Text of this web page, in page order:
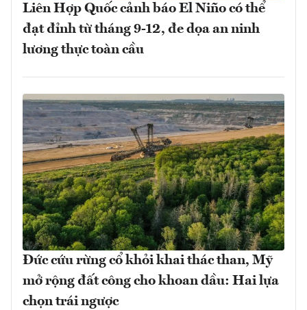
Liên Hợp Quốc cảnh báo El Niño có thể
đạt đỉnh từ tháng 9-12, đe dọa an ninh
lương thực toàn cầu
Đức cứu rừng cổ khỏi khai thác than, Mỹ
mở rộng đất công cho khoan dầu: Hai lựa
chọn trái ngược